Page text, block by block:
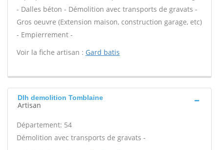
- Dalles béton - Démolition avec transports de gravats -
Gros oeuvre (Extension maison, construction garage, etc)
- Empierrement -
Voir la fiche artisan : Gard batis
Dlh demolition Tomblaine
Artisan
Département: 54
Démolition avec transports de gravats -